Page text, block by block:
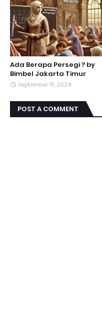
Ada Berapa Persegi ? by
Bimbel Jakarta Timur
September 15, 2024
POST A COMMENT